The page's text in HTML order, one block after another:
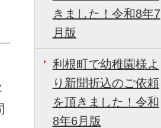
きました！令和8年7
月版
利根町で幼稚園様よ
り新聞折込のご依頼
を頂きました！令和
8年6月版